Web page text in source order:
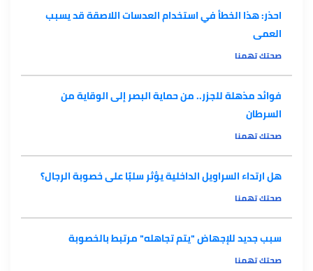
احذر: هذا الخطأ في استخدام العدسات اللاصقة قد يسبب
العمى
صحتك تهمنا
فوائد مذهلة للجزر.. من حماية البصر إلى الوقاية من
السرطان
صحتك تهمنا
هل ارتداء السراويل الداخلية يؤثر سلبًا على خصوبة الرجال؟
صحتك تهمنا
سبب جديد للإجهاض "يتم تجاهله" مرتبط بالخصوبة
صحتك تهمنا